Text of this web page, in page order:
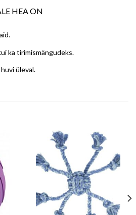
HEA ON
ka tirimismängudeks.
üleval.